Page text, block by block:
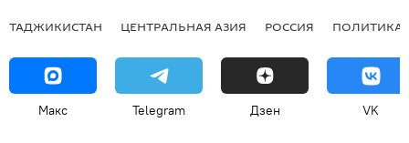
ТАДЖИКИСТАН ЦЕНТРАЛЬНАЯ АЗИЯ РОССИЯ ПОЛИТИКА
Макс Telegram Дзен VK